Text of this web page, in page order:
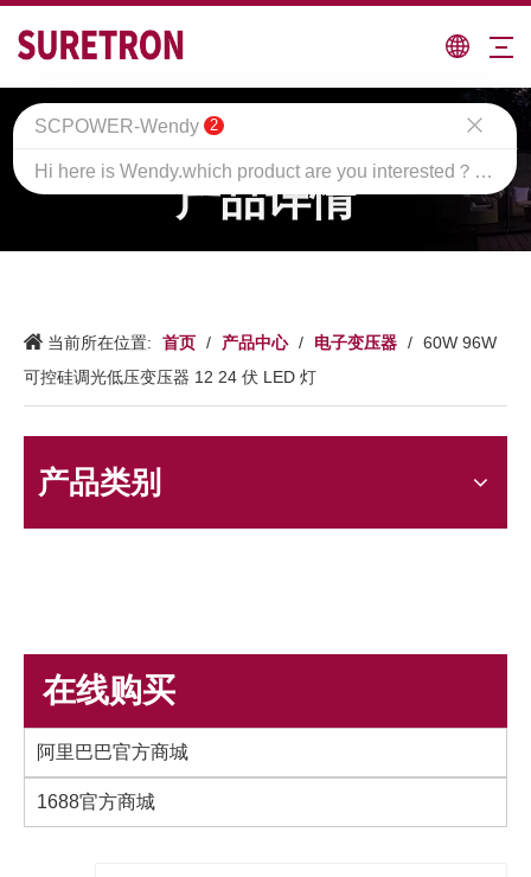
产品详情
当前所在位置: 首页 / 产品中心 / 电子变压器 / 60W 96W
可控硅调光低压变压器 12 24 伏 LED 灯
产品类别
在线购买
阿里巴巴官方商城
1688官方商城
SCPOWER-Wendy 2
Hi here is Wendy.which product are you interested？pls leave me your requirements if you are interested our products.thanks